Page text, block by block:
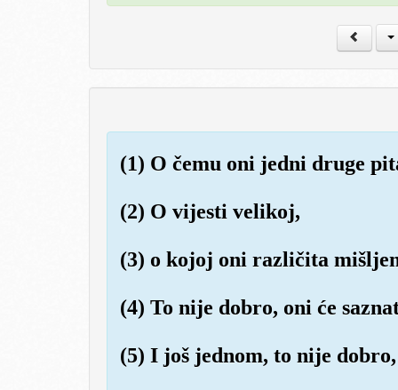
(1) O čemu oni jedni druge
(2) O vijesti velikoj,
(3) o kojoj oni različita
(4) To nije dobro, oni će
(5) I još jednom, to nije